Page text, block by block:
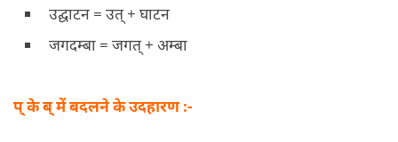
उद्घाटन = उत् + घाटन
जगदम्बा = जगत् + अम्बा
प् के ब् में बदलने के उदहारण :-